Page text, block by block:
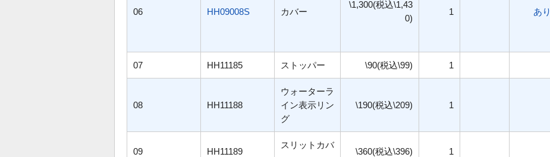
06 HH09008S カバー
\1,300(税込\1,43
0)
1 あり
07 HH11185 ストッパー \90(税込\99) 1
08 HH11188
ウォーターラ
イン表示リン
グ
\190(税込\209) 1
09 HH11189
スリットカバ
\360(税込\396) 1